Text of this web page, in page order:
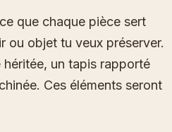
que chaque pièce sert
ou objet tu veux préserver.
héritée, un tapis rapporté
Ces éléments seront